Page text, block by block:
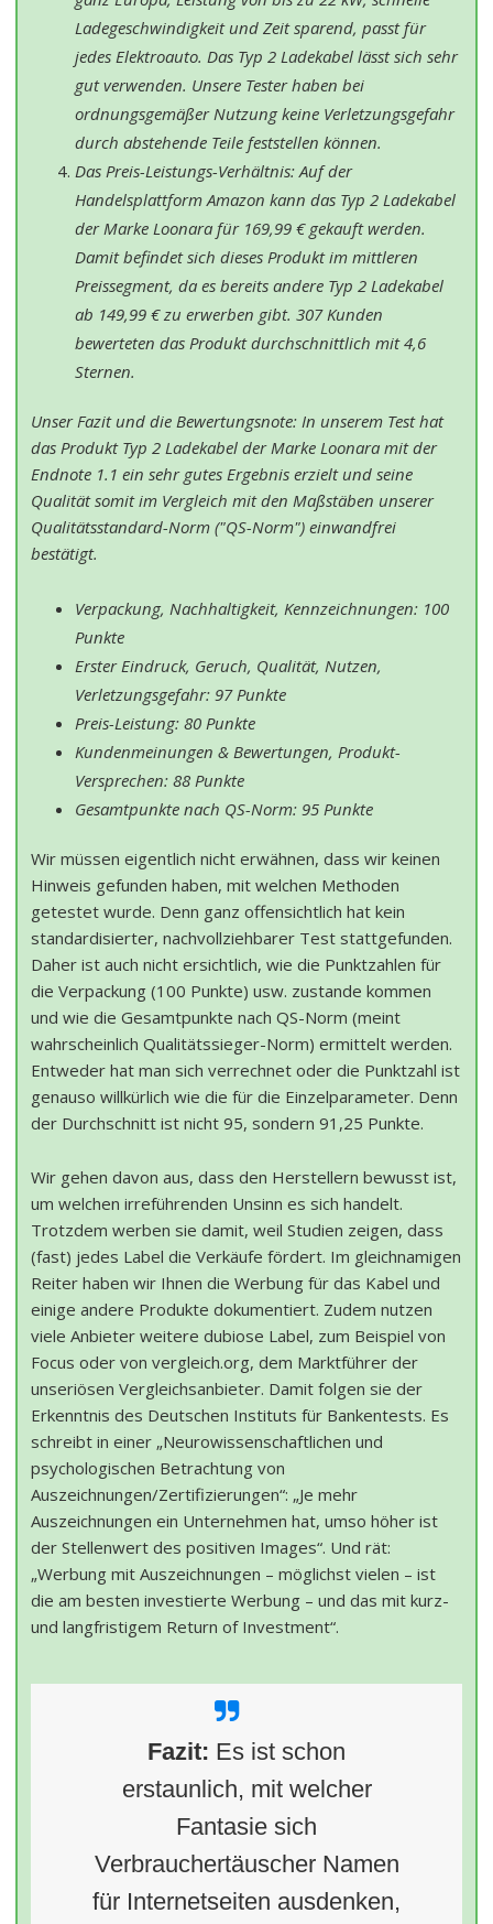
Ladegeschwindigkeit und Zeit sparend, passt für
jedes Elektroauto. Das Typ 2 Ladekabel lässt sich sehr
gut verwenden. Unsere Tester haben bei
ordnungsgemäßer Nutzung keine Verletzungsgefahr
durch abstehende Teile feststellen können.
Das Preis-Leistungs-Verhältnis: Auf der
Handelsplattform Amazon kann das Typ 2 Ladekabel
der Marke Loonara für 169,99 € gekauft werden.
Damit befindet sich dieses Produkt im mittleren
Preissegment, da es bereits andere Typ 2 Ladekabel
ab 149,99 € zu erwerben gibt. 307 Kunden
bewerteten das Produkt durchschnittlich mit 4,6
Sternen.
Unser Fazit und die Bewertungsnote: In unserem Test hat
das Produkt Typ 2 Ladekabel der Marke Loonara mit der
Endnote 1.1 ein sehr gutes Ergebnis erzielt und seine
Qualität somit im Vergleich mit den Maßstäben unserer
Qualitätsstandard-Norm ("QS-Norm") einwandfrei
bestätigt.
Verpackung, Nachhaltigkeit, Kennzeichnungen: 100
Punkte
Erster Eindruck, Geruch, Qualität, Nutzen,
Verletzungsgefahr: 97 Punkte
Preis-Leistung: 80 Punkte
Kundenmeinungen & Bewertungen, Produkt-
Versprechen: 88 Punkte
Gesamtpunkte nach QS-Norm: 95 Punkte
Wir müssen eigentlich nicht erwähnen, dass wir keinen
Hinweis gefunden haben, mit welchen Methoden
getestet wurde. Denn ganz offensichtlich hat kein
standardisierter, nachvollziehbarer Test stattgefunden.
Daher ist auch nicht ersichtlich, wie die Punktzahlen für
die Verpackung (100 Punkte) usw. zustande kommen
und wie die Gesamtpunkte nach QS-Norm (meint
wahrscheinlich Qualitätssieger-Norm) ermittelt werden.
Entweder hat man sich verrechnet oder die Punktzahl ist
genauso willkürlich wie die für die Einzelparameter. Denn
der Durchschnitt ist nicht 95, sondern 91,25 Punkte.
Wir gehen davon aus, dass den Herstellern bewusst ist,
um welchen irreführenden Unsinn es sich handelt.
Trotzdem werben sie damit, weil Studien zeigen, dass
(fast) jedes Label die Verkäufe fördert. Im gleichnamigen
Reiter haben wir Ihnen die Werbung für das Kabel und
einige andere Produkte dokumentiert. Zudem nutzen
viele Anbieter weitere dubiose Label, zum Beispiel von
Focus oder von vergleich.org, dem Marktführer der
unseriösen Vergleichsanbieter. Damit folgen sie der
Erkenntnis des Deutschen Instituts für Bankentests. Es
schreibt in einer „Neurowissenschaftlichen und
psychologischen Betrachtung von
Auszeichnungen/Zertifizierungen“: „Je mehr
Auszeichnungen ein Unternehmen hat, umso höher ist
der Stellenwert des positiven Images“. Und rät:
„Werbung mit Auszeichnungen – möglichst vielen – ist
die am besten investierte Werbung – und das mit kurz-
und langfristigem Return of Investment“.
Fazit: Es ist schon
erstaunlich, mit welcher
Fantasie sich
Verbrauchertäuscher Namen
für Internetseiten ausdenken,